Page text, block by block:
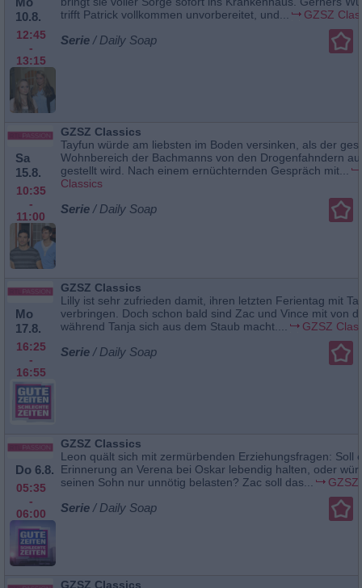
10.8.
12:45
-
13:15
trifft Patrick vollkommen unvorbereitet, und...
GZSZ
Serie / Daily Soap
Sa
15.8.
10:35
-
11:00
GZSZ Classics
Tayfun würde am liebsten im Boden versinken, als der
Wohnbereich der Bachmanns von den Drogenfahndern
gestellt wird. Nach einem ernüchternden Gespräch mit...
Classics
Serie / Daily Soap
Mo
17.8.
16:25
-
16:55
GZSZ Classics
Lilly ist sehr zufrieden damit, ihren letzten Ferientag mit
verbringen. Doch schon bald sind Zac und Vince mit von
während Tanja sich aus dem Staub macht....
GZSZ
Serie / Daily Soap
Do 6.8.
05:35
-
06:00
GZSZ Classics
Leon quält sich mit zermürbenden Erziehungsfragen: Soll
Erinnerung an Verena bei Oskar lebendig halten, oder
seinen Sohn nur unnötig belasten? Zac soll das...
GZSZ
Serie / Daily Soap
GZSZ Classics